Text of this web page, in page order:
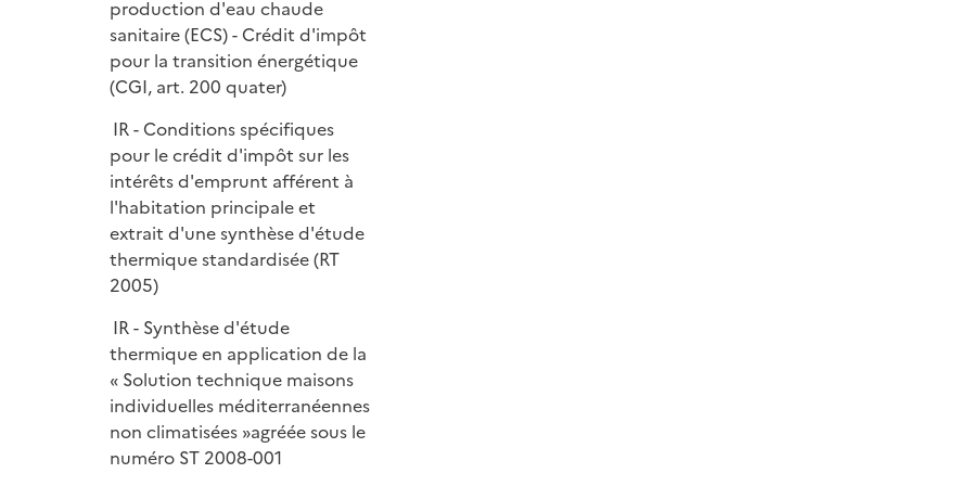
production d'eau chaude
sanitaire (ECS) - Crédit d'impôt
pour la transition énergétique
(CGI, art. 200 quater)
IR - Conditions spécifiques
pour le crédit d'impôt sur les
intérêts d'emprunt afférent à
l'habitation principale et
extrait d'une synthèse d'étude
thermique standardisée (RT
2005)
IR - Synthèse d'étude
thermique en application de la
« Solution technique maisons
individuelles méditerranéennes
non climatisées »agréée sous le
numéro ST 2008-001